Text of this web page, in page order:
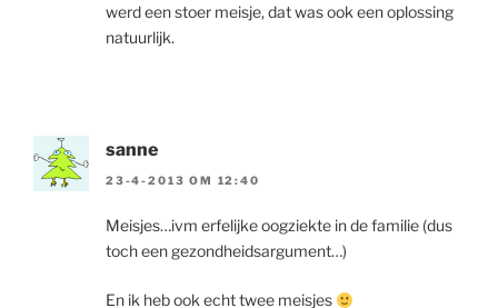
werd een stoer meisje, dat was ook een oplossing
natuurlijk.
sanne
23-4-2013 OM 12:40
Meisjes…ivm erfelijke oogziekte in de familie (dus
toch een gezondheidsargument…)
En ik heb ook echt twee meisjes